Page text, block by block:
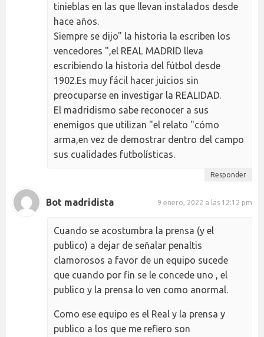
tinieblas en las que llevan instalados desde
hace años.
Siempre se dijo" la historia la escriben los
vencedores ",el REAL MADRID lleva
escribiendo la historia del fútbol desde
1902.Es muy fácil hacer juicios sin
preocuparse en investigar la REALIDAD.
El madridismo sabe reconocer a sus
enemigos que utilizan "el relato "cómo
arma,en vez de demostrar dentro del campo
sus cualidades futbolísticas.
Responder
Bot madridista 9 enero, 2022 a las 12:12 pm
Cuando se acostumbra la prensa (y el
publico) a dejar de señalar penaltis
clamorosos a favor de un equipo sucede
que cuando por fin se le concede uno , el
publico y la prensa lo ven como anormal.
Como ese equipo es el Real y la prensa y
publico a los que me refiero son